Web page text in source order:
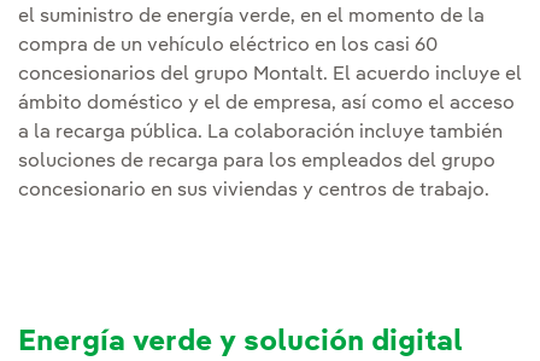
el suministro de energía verde, en el momento de la
compra de un vehículo eléctrico en los casi 60
concesionarios del grupo Montalt. El acuerdo incluye el
ámbito doméstico y el de empresa, así como el acceso
a la recarga pública. La colaboración incluye también
soluciones de recarga para los empleados del grupo
concesionario en sus viviendas y centros de trabajo.
Energía verde y solución digital